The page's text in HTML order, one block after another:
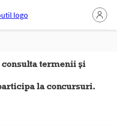
consulta termenii și
la concursuri.